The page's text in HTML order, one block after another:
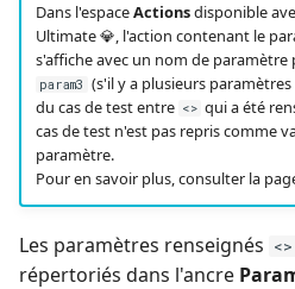
Dans l'espaceActionsdisponible
Ultimate 💎, l'action contenant le
s'affiche avec un nom de paramètre
param3 (s'il y a plusieurs
du cas de test entre <> qui a été
cas de test n'est pas repris comme
paramètre.
Pour en savoir plus, consulter la
Les paramètres renseignés <>
répertoriés dans l'ancre